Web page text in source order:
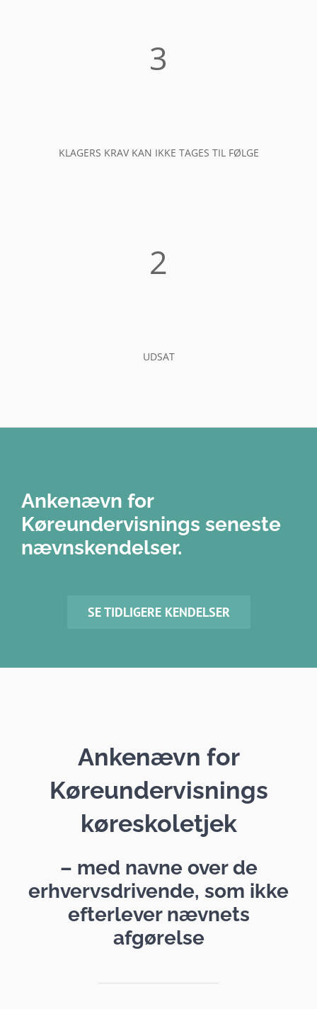
3
KLAGERS KRAV KAN IKKE TAGES TIL FØLGE
2
UDSAT
Ankenævn for
Køreundervisnings seneste
nævnskendelser.
SE TIDLIGERE KENDELSER
Ankenævn for
Køreundervisnings
køreskoletjek
– med navne over de
erhvervsdrivende, som ikke
efterlever nævnets
afgørelse